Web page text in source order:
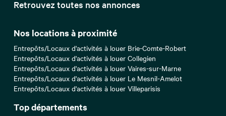
Retrouvez toutes nos annonces
Nos locations à proximité
Entrepôts/Locaux d'activités à louer Brie-Comte-Robert
Entrepôts/Locaux d'activités à louer Collegien
Entrepôts/Locaux d'activités à louer Vaires-sur-Marne
Entrepôts/Locaux d'activités à louer Le Mesnil-Amelot
Entrepôts/Locaux d'activités à louer Villeparisis
Top départements